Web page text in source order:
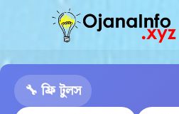
🔧 ফ্রি টুলস